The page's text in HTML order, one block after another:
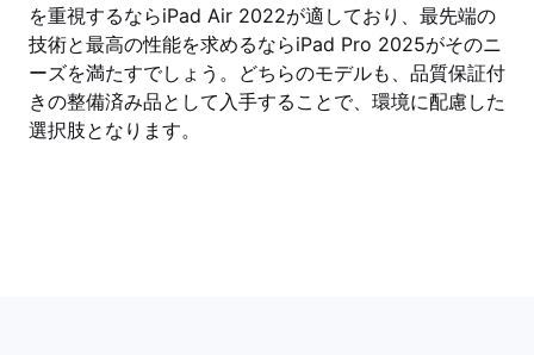
を重視するならiPad Air 2022が適しており、最先端の
技術と最高の性能を求めるならiPad Pro 2025がそのニ
ーズを満たすでしょう。どちらのモデルも、品質保証付
きの整備済み品として入手することで、環境に配慮した
選択肢となります。